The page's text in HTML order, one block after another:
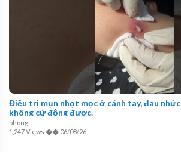
Điều trị mụn nhọt mọc ở cánh tay, đau nhức
không cử động được.
phong
1,247 Views �� 06/08/26